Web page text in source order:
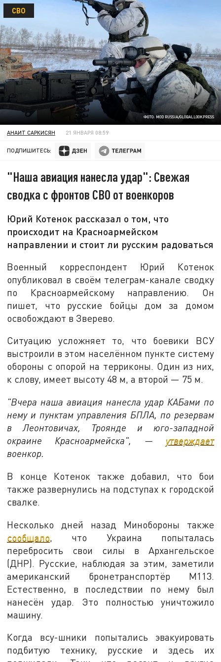
ФОТО: MOD RUSSIA/GLOBALLOOKPRESS
СВО
АНАИТ САРКИСЯН 21 ЯНВАРЯ 08:59
ПОДПИШИТЕСЬ:
"Наша авиация нанесла удар": Свежая
сводка с фронтов СВО от военкоров
Юрий Котенок рассказал о том, что
происходит на Красноармейском
направлении и стоит ли русским радоваться
Военный корреспондент Юрий Котенок
опубликовал в своём телеграм-канале сводку
по Красноармейскому направлению. Он
пишет, что русские бойцы дом за домом
освобождают в Зверево.
Ситуацию усложняет то, что боевики ВСУ
выстроили в этом населённом пункте систему
обороны с опорой на терриконы. Один из них,
к слову, имеет высоту 48 м, а второй — 75 м.
"Вчера наша авиация нанесла удар КАБами по
нему и пунктам управления БПЛА, по резервам
в Леонтовичах, Троянде и юго-западной
окраине Красноармейска", — утверждает
военкор.
В конце Котенок также добавил, что бои
также развернулись на подступах к городской
свалке.
Несколько дней назад Минобороны также
сообщало , что Украина попыталась
перебросить свои силы в Архангельское
(ДНР). Русские, наблюдая за этим, заметили
американский бронетранспортёр М113.
Естественно, в последствии по нему был
нанесён удар. Это полностью уничтожило
машину.
Когда всу-шники попытались эвакуировать
подбитую технику, русские и здесь их